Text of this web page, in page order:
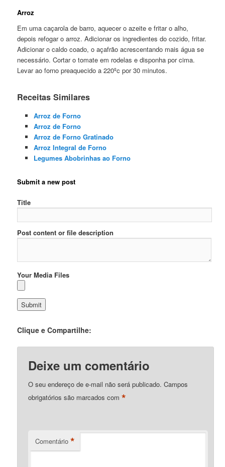
Arroz
Em uma caçarola de barro, aquecer o azeite e fritar o alho,
depois refogar o arroz. Adicionar os ingredientes do cozido, fritar.
Adicionar o caldo coado, o açafrão acrescentando mais água se
necessário. Cortar o tomate em rodelas e disponha por cima.
Levar ao forno preaquecido a 220ºc por 30 minutos.
Receitas Similares
Arroz de Forno
Arroz de Forno
Arroz de Forno Gratinado
Arroz Integral de Forno
Legumes Abobrinhas ao Forno
Submit a new post
Title
Post content or file description
Your Media Files
Clique e Compartilhe:
Deixe um comentário
O seu endereço de e-mail não será publicado. Campos
obrigatórios são marcados com*
Comentário *